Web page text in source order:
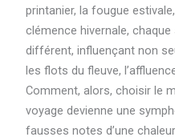
printanier, la fougue
clémence hivernale,
différent, influençant non
les flots du fleuve,
Comment, alors, choisir le
voyage devienne une
fausses notes d’une